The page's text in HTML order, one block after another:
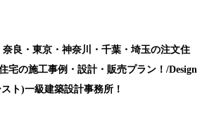
良・東京・神奈川・千葉・埼玉の注文住
宅の施工事例・設計・販売プラン ！/Design
ト)一級建築設計事務所！